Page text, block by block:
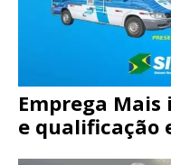
Emprega
e qualificação